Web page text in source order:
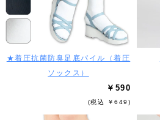
★着圧抗菌防臭足底パイル（着圧
ソックス）
￥590
(税込 ￥649)